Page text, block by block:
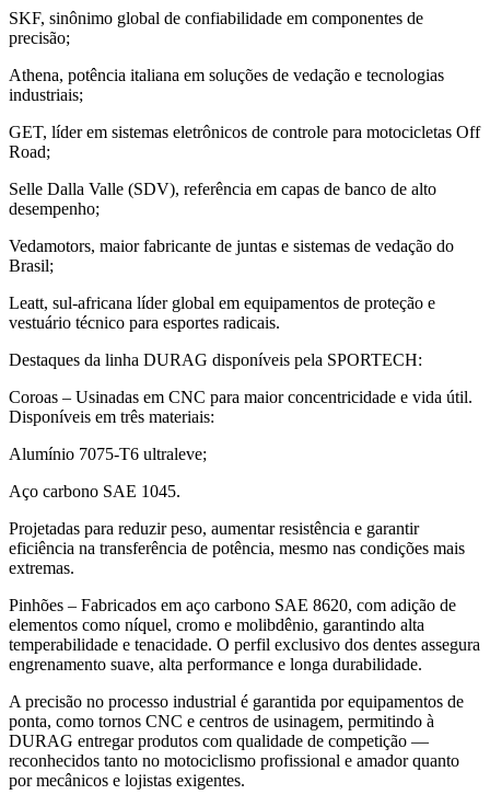
SKF, sinônimo global de confiabilidade em componentes de
precisão;
Athena, potência italiana em soluções de vedação e tecnologias
industriais;
GET, líder em sistemas eletrônicos de controle para motocicletas Off
Road;
Selle Dalla Valle (SDV), referência em capas de banco de alto
desempenho;
Vedamotors, maior fabricante de juntas e sistemas de vedação do
Brasil;
Leatt, sul-africana líder global em equipamentos de proteção e
vestuário técnico para esportes radicais.
Destaques da linha DURAG disponíveis pela SPORTECH:
Coroas – Usinadas em CNC para maior concentricidade e vida útil.
Disponíveis em três materiais:
Alumínio 7075-T6 ultraleve;
Aço carbono SAE 1045.
Projetadas para reduzir peso, aumentar resistência e garantir
eficiência na transferência de potência, mesmo nas condições mais
extremas.
Pinhões – Fabricados em aço carbono SAE 8620, com adição de
elementos como níquel, cromo e molibdênio, garantindo alta
temperabilidade e tenacidade. O perfil exclusivo dos dentes assegura
engrenamento suave, alta performance e longa durabilidade.
A precisão no processo industrial é garantida por equipamentos de
ponta, como tornos CNC e centros de usinagem, permitindo à
DURAG entregar produtos com qualidade de competição —
reconhecidos tanto no motociclismo profissional e amador quanto
por mecânicos e lojistas exigentes.